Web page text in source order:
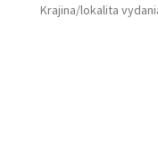
Krajina/lokalita